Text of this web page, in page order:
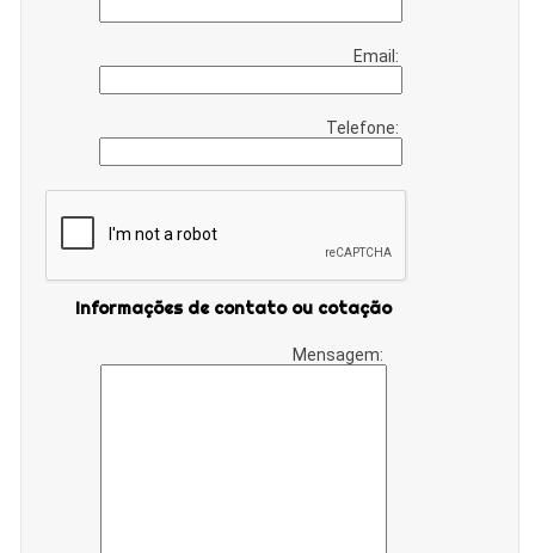
Email:
Telefone:
Informações de contato ou cotação
Mensagem: